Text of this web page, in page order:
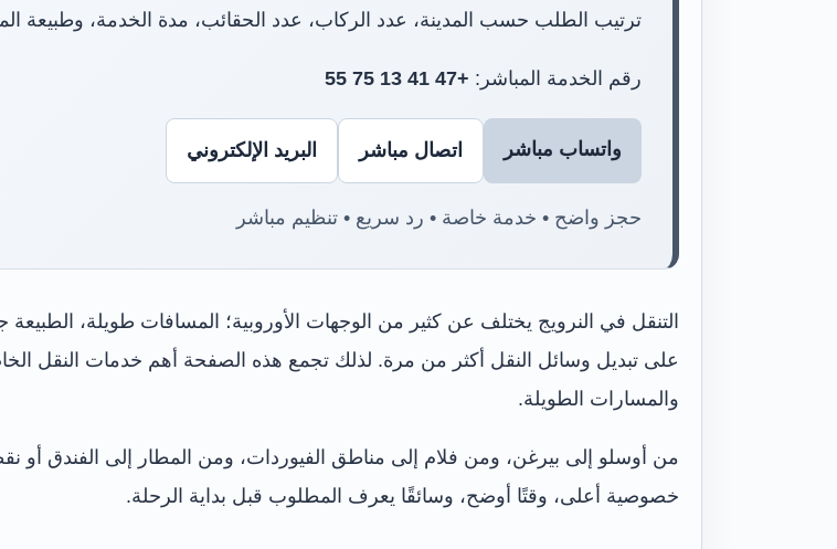
ترتيب الطلب حسب المدينة، عدد الركاب، عدد الحقائب، مدة الخدمة، وطبيعة
رقم الخدمة المباشر: +47 41 13 75 55
واتساب مباشر اتصال مباشر البريد الإلكتروني
حجز واضح • خدمة خاصة • رد سريع • تنظيم مباشر
التنقل في النرويج يختلف عن كثير من الوجهات الأوروبية؛ المسافات طويلة، الطبيعة
على تبديل وسائل النقل أكثر من مرة. لذلك تجمع هذه الصفحة أهم خدمات النقل
والمسارات الطويلة.
من أوسلو إلى بيرغن، ومن فلام إلى مناطق الفيوردات، ومن المطار إلى الفندق أو
خصوصية أعلى، وقتًا أوضح، وسائقًا يعرف المطلوب قبل بداية الرحلة.